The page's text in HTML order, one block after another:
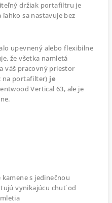
držiak portafiltru je
sa nastavuje bez
upevnený alebo flexibilne
že všetka namletá
váš pracovný priestor
na portafilter) je
Vertical 63, ale je
s jedinečnou
vynikajúcu chuť od